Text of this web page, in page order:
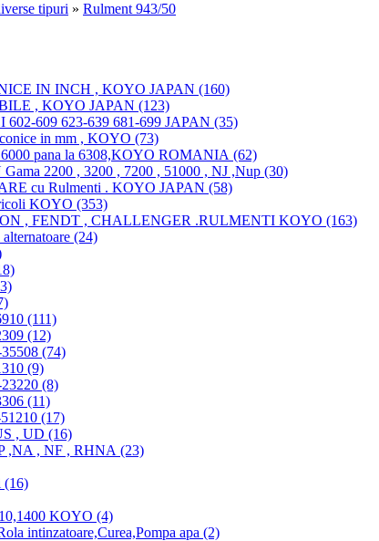
tipuri » Rulment 943/50
IN INCH , KOYO JAPAN (160)
, KOYO JAPAN (123)
609 623-639 681-699 JAPAN (35)
in mm , KOYO (73)
pana la 6308,KOYO ROMANIA (62)
2200 , 3200 , 7200 , 51000 , NJ ,Nup (30)
cu Rulmenti . KOYO JAPAN (58)
KOYO (353)
, FENDT , CHALLENGER .RULMENTI KOYO (163)
(24)
(111)
(12)
(74)
(9)
(8)
(11)
(17)
, UD (16)
,NA , NF , RHNA (23)
(16)
KOYO (4)
intinzatoare,Curea,Pompa apa (2)